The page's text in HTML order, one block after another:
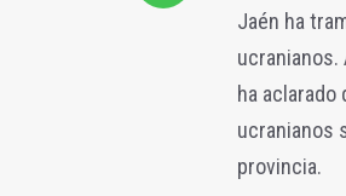
Jaén ha
ucranianos.
ha
ucranianos
provincia.